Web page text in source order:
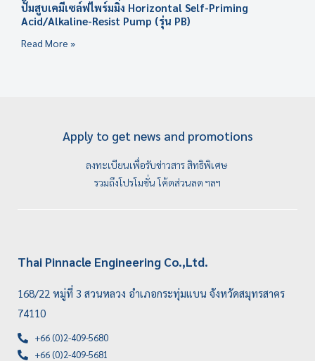
ปั๊มสูบเคมีเซล์ฟไพร์มมิ่ง Horizontal Self-Priming
Acid/Alkaline-Resist Pump (รุ่น PB)
Read More »
Apply to get news and promotions
ลงทะเบียนเพื่อรับข่าวสาร สิทธิพิเศษ
รวมถึงโปรโมชั่น โค้ดส่วนลด ฯลฯ
Thai Pinnacle Engineering Co.,Ltd.
168/22 หมู่ที่ 3 สวนหลวง อำเภอกระทุ่มแบน จังหวัดสมุทรสาคร
74110
+66 (0)2-409-5680
+66 (0)2-409-5681